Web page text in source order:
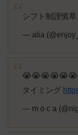
シフト制謹慎草
— alia
タイミング
— m o c a